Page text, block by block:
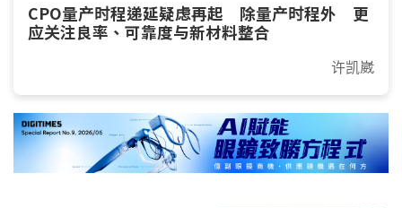
CPO量产时程递延疑虑再起 除量产时程外 更
应关注良率、可靠度与新材料整合
许凯崴